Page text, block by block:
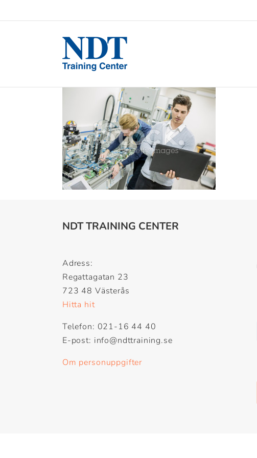
NDT TRAINING CENTER
Adress:
Regattagatan 23
723 48 Västerås
Hitta hit
Telefon: 021-16 44 40
E-post: info@ndttraining.se
Om personuppgifter